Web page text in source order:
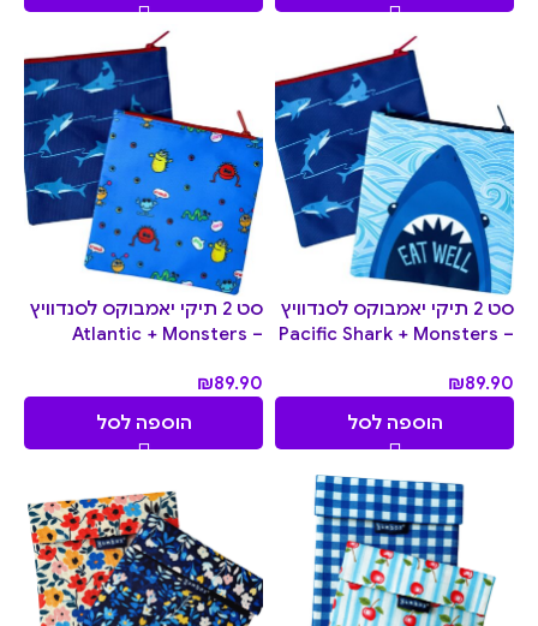
סט 2 תיקי יאמבוקס לסנדוויץ
– Pacific Shark + Monsters
₪89.90
הוספה לסל
סט 2 תיקי יאמבוקס לסנדוויץ
– Atlantic + Monsters
₪89.90
הוספה לסל